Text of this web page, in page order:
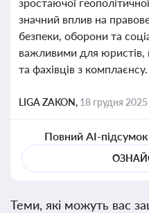
значний вплив на
безпеки, оборони та
важливими для юристів,
та фахівців з комплаєнсу.
LIGA ZAKON, 18 грудня 2025
Повний AI-
Теми, які можуть вас